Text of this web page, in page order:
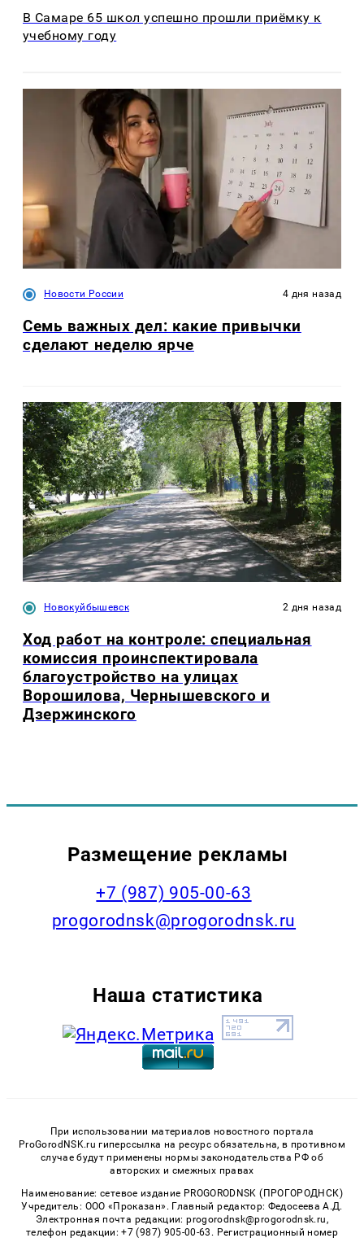
В Самаре 65 школ успешно прошли приёмку к
учебному году
Новости России 4 дня назад
Семь важных дел: какие привычки
сделают неделю ярче
Новокуйбышевск 2 дня назад
Ход работ на контроле: специальная
комиссия проинспектировала
благоустройство на улицах
Ворошилова, Чернышевского и
Дзержинского
Размещение рекламы
+7 (987) 905-00-63
progorodnsk@progorodnsk.ru
Наша статистика
При использовании материалов новостного портала
ProGorodNSK.ru гиперссылка на ресурс обязательна, в противном
случае будут применены нормы законодательства РФ об
авторских и смежных правах
Наименование: сетевое издание PROGORODNSK (ПРОГОРОДНСК)
Учредитель: ООО «Проказан». Главный редактор: Федосеева А.Д.
Электронная почта редакции: progorodnsk@progorodnsk.ru,
телефон редакции: +7 (987) 905-00-63. Регистрационный номер